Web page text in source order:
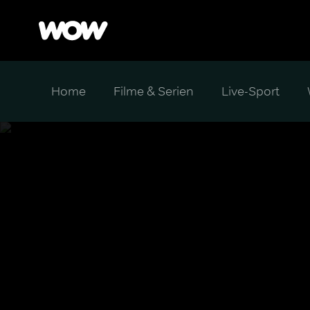
Home Filme & Serien Live-Sport